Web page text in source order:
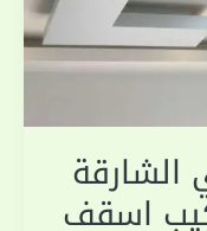
|تركيب اسقف